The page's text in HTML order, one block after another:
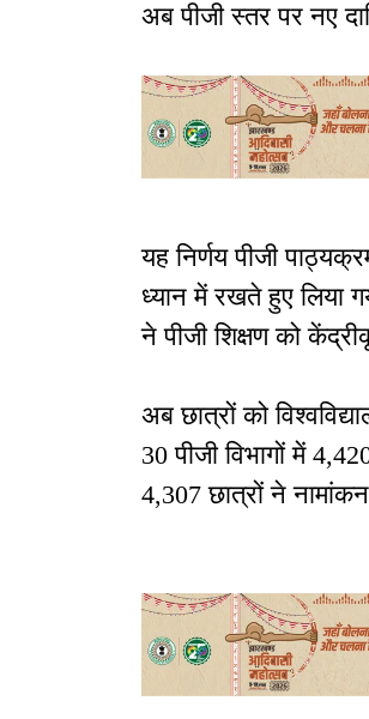
अब पीजी स्तर पर नए
यह निर्णय पीजी
ध्यान में रखते हुए लिया
ने पीजी शिक्षण को
अब छात्रों को
30 पीजी विभागों में
4,307 छात्रों ने